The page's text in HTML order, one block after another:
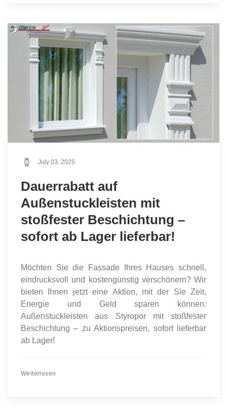
July 03, 2025
Dauerrabatt auf
Außenstuckleisten mit
stoßfester Beschichtung –
sofort ab Lager lieferbar!
Möchten Sie die Fassade Ihres Hauses schnell,
eindrucksvoll und kostengünstig verschönern? Wir
bieten Ihnen jetzt eine Aktion, mit der Sie Zeit,
Energie und Geld sparen können:
Außenstuckleisten aus Styropor mit stoßfester
Beschichtung – zu Aktionspreisen, sofort lieferbar
ab Lager!
Weiterlesen